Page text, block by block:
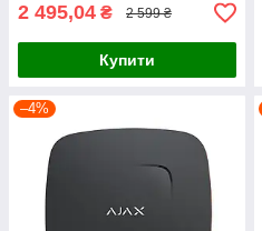
2 495,04 ₴ 2 599 ₴
Купити
–4%